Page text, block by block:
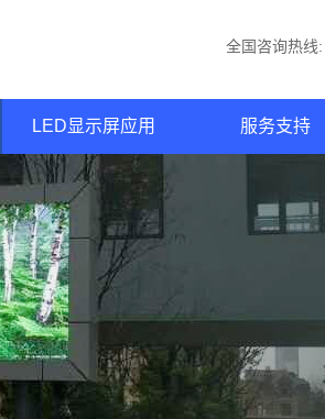
全国咨询热线:
LED显示屏应用 服务支持